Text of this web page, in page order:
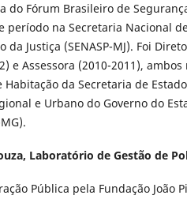
do Fórum Brasileiro de
período na Secretaria Nacional
Justiça (SENASP-MJ). Foi
e Assessora (2010-2011), ambos
da Secretaria de
e Urbano do Governo do
Laboratório de Gestão de
Pública pela Fundação João